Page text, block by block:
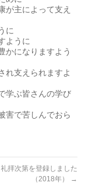
主によって支え
に
ように
かになりますよう
れ支えられますよ
学ぶ皆さんの学び
害で苦しんでおら
拝次第を登録しました
（2018年）
→